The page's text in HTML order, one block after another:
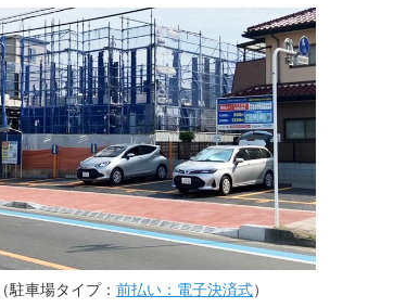
（駐車場タイプ： 前払い：電子決済式）